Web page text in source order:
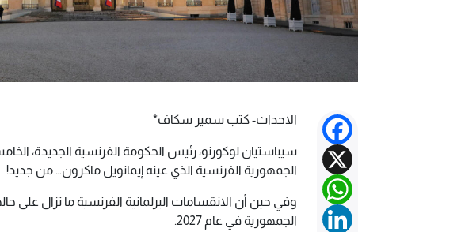
Facebook
X
WhatsApp
LinkedIn
الاحداث- كتب سمير سكاف*
سيباستيان لوكورنو، رئيس الحكومة الفرنسية الجديدة،
الجمهورية الفرنسية الذي عينه إيمانويل ماكرون… من جديد!
وفي حين أن الانقسامات البرلمانية الفرنسية ما تزال على
الجمهورية في عام 2027.